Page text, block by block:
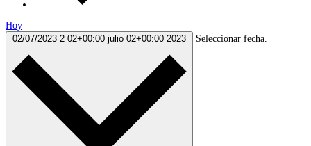
Hoy
02/07/2023 2 02+00:00 julio 02+00:00 2023 Seleccionar fecha.